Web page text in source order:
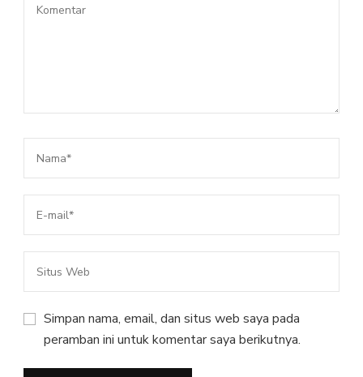
Simpan nama, email, dan situs web saya pada
peramban ini untuk komentar saya berikutnya.